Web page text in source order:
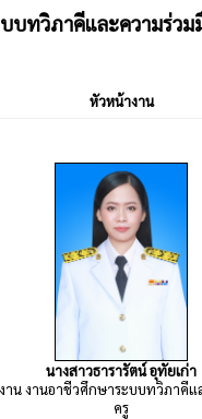
บทวิภาคีและความร่วม
หัวหน้างาน
นางสาวธารารัตน์ อุทัยเก่า
าน งานอาชีวศึกษาระบบทวิภาคีแ
ครู